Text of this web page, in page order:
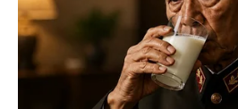
Osim toga, mnogi prave grešku
pasulj na prejakoj vatri ili bez
zrno često ostane tvrdo iznutra, pa
nego što bi trebalo.
Zbog toga se kim smatra jednim od